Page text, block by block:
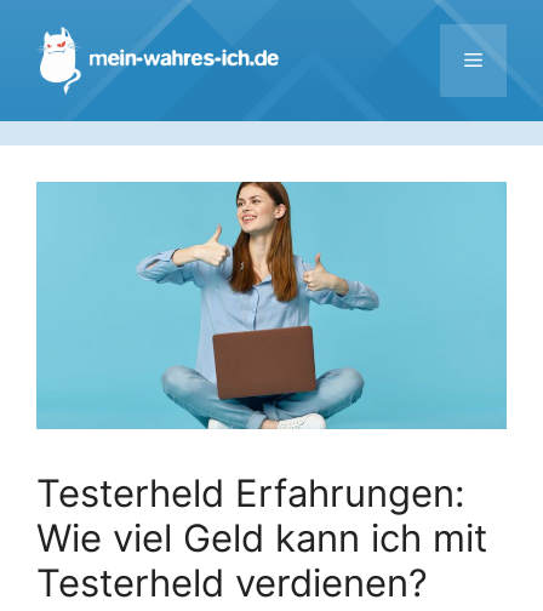
Inhalt
springen
Menü
Testerheld Erfahrungen:
Wie viel Geld kann ich mit
Testerheld verdienen?